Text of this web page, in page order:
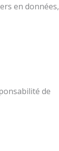
en données,
de